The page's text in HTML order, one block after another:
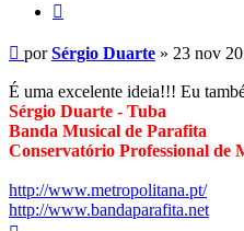
Mensagem
porSérgio Duarte » 23 nov
É uma excelente ideia!!! Eu
Sérgio Duarte - Tuba
Banda Musical de Parafita
Conservatório Professional de
http://www.metropolitana.pt/
http://www.bandaparafita.net